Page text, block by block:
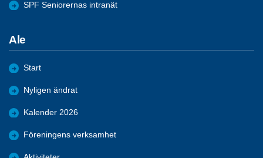
SPF Seniorernas intranät
Ale
Start
Nyligen ändrat
Kalender 2026
Föreningens verksamhet